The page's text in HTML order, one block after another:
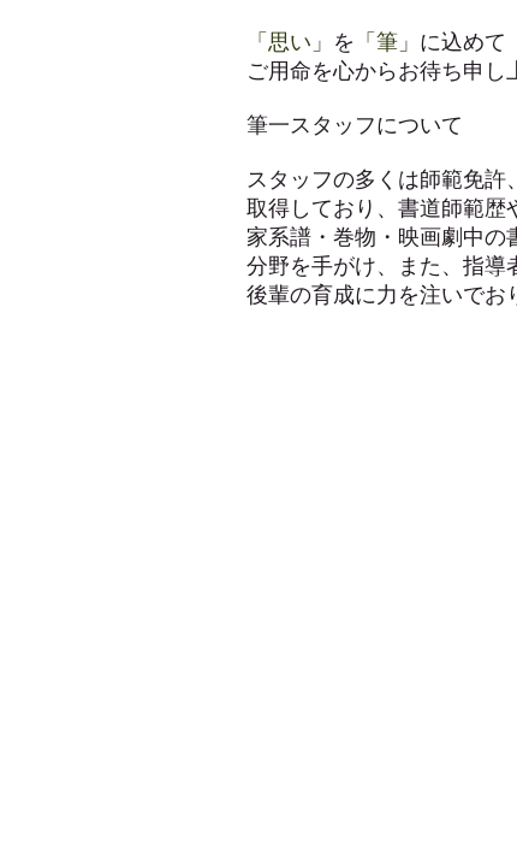
「思い」 を 「筆」 に込めて
ご用命を心からお待ち申し
筆一スタッフについて
スタッフの多くは師範免許
取得しており、書道師範歴
家系譜・巻物・映画劇中の
分野を手がけ、また、指導
後輩の育成に力を注いでお